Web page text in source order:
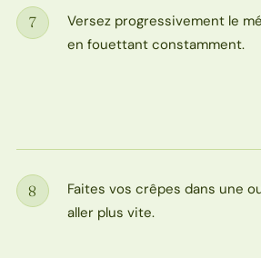
Étape
7
Versez progressivement le
en fouettant constamment.
Étape
8
Faites vos crêpes dans une
aller plus vite.